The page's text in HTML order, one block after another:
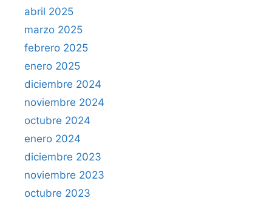
abril 2025
marzo 2025
febrero 2025
enero 2025
diciembre 2024
noviembre 2024
octubre 2024
enero 2024
diciembre 2023
noviembre 2023
octubre 2023